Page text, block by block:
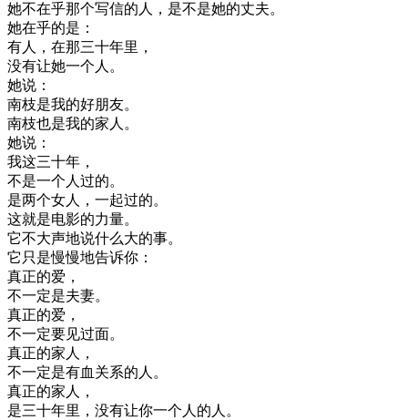
她不在乎那个写信的人 ， 是不是她的丈夫。
她在乎的是 ：
有人 ， 在那三十年里 ，
没有让她一个人。
她说 ：
南枝是我的好朋友。
南枝也是我的家人。
她说 ：
我这三十年 ，
不是一个人过的。
是两个女人 ， 一起过的。
这就是电影的力量。
它不大声地说什么大的事。
它 只是慢慢地告诉你 ：
真正的爱 ，
不一定是夫妻。
真正的爱 ，
不一定要见过面。
真正的家人 ，
不一定是有血 关系的人。
真正的家人 ，
是三十年里 ， 没有让你一个人的人。